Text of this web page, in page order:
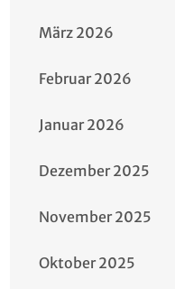
März 2026
Februar 2026
Januar 2026
Dezember 2025
November 2025
Oktober 2025